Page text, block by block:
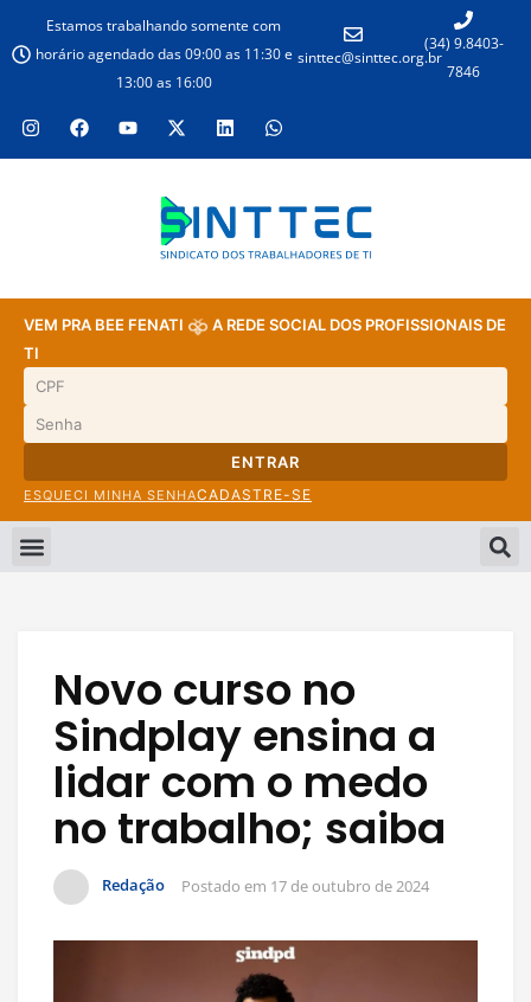
Estamos trabalhando somente com
horário agendado das 09:00 as 11:30 e
13:00 as 16:00
sinttec@sinttec.org.br
(34) 9.8403-
7846
VEM PRA BEE FENATI
A REDE SOCIAL DOS PROFISSIONAIS DE
TI
ENTRAR
ESQUECI MINHA SENHACADASTRE-SE
Novo curso no
Sindplay ensina a
lidar com o medo
no trabalho; saiba
Redação Postado em 17 de outubro de 2024